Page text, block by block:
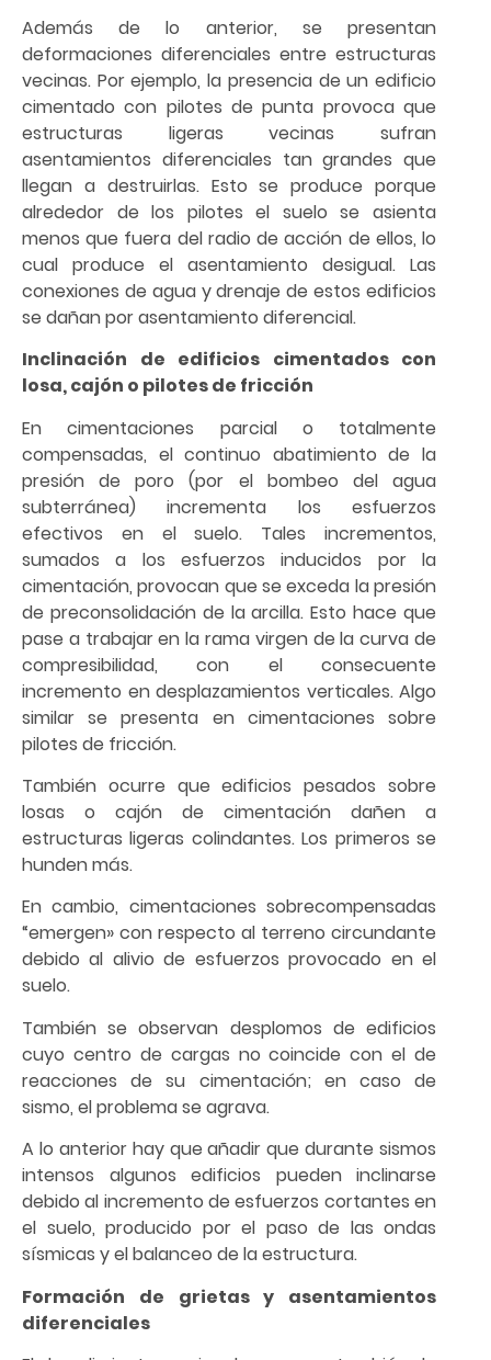
Además de lo anterior, se presentan
deformaciones diferenciales entre estructuras
vecinas. Por ejemplo, la presencia de un edificio
cimentado con pilotes de punta provoca que
estructuras ligeras vecinas sufran
asentamientos diferenciales tan grandes que
llegan a destruirlas. Esto se produce porque
alrededor de los pilotes el suelo se asienta
menos que fuera del radio de acción de ellos, lo
cual produce el asentamiento desigual. Las
conexiones de agua y drenaje de estos edificios
se dañan por asentamiento diferencial.
Inclinación de edificios cimentados con
losa, cajón o pilotes de fricción
En cimentaciones parcial o totalmente
compensadas, el continuo abatimiento de la
presión de poro (por el bombeo del agua
subterránea) incrementa los esfuerzos
efectivos en el suelo. Tales incrementos,
sumados a los esfuerzos inducidos por la
cimentación, provocan que se exceda la presión
de preconsolidación de la arcilla. Esto hace que
pase a trabajar en la rama virgen de la curva de
compresibilidad, con el consecuente
incremento en desplazamientos verticales. Algo
similar se presenta en cimentaciones sobre
pilotes de fricción.
También ocurre que edificios pesados sobre
losas o cajón de cimentación dañen a
estructuras ligeras colindantes. Los primeros se
hunden más.
En cambio, cimentaciones sobrecompensadas
“emergen» con respecto al terreno circundante
debido al alivio de esfuerzos provocado en el
suelo.
También se observan desplomos de edificios
cuyo centro de cargas no coincide con el de
reacciones de su cimentación; en caso de
sismo, el problema se agrava.
A lo anterior hay que añadir que durante sismos
intensos algunos edificios pueden inclinarse
debido al incremento de esfuerzos cortantes en
el suelo, producido por el paso de las ondas
sísmicas y el balanceo de la estructura.
Formación de grietas y asentamientos
diferenciales